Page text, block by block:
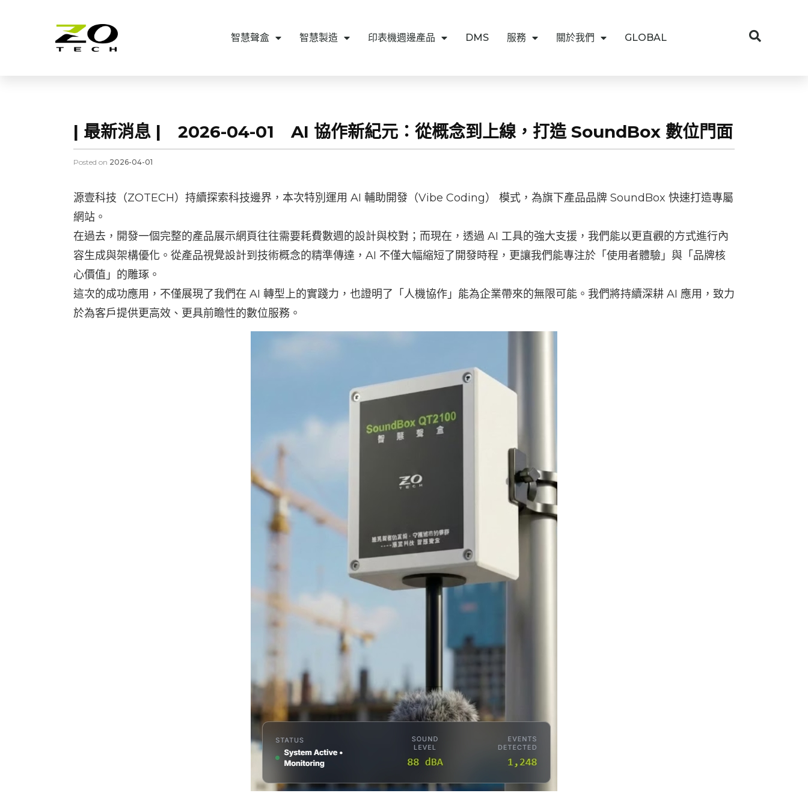
智慧聲盒 智慧製造 印表機週邊產品 DMS 服務 關於我們 GLOBAL
| 最新消息 | 2026-04-01 AI 協作新紀元：從概念到上線，打造 SoundBox 數位門面
Posted on 2026-04-01
源壹科技（ZOTECH）持續探索科技邊界，本次特別運用 AI 輔助開發（Vibe Coding） 模式，為旗下產品品牌 SoundBox 快速打造專屬
網站。
在過去，開發一個完整的產品展示網頁往往需要耗費數週的設計與校對；而現在，透過 AI 工具的強大支援，我們能以更直觀的方式進行內
容生成與架構優化。從產品視覺設計到技術概念的精準傳達，AI 不僅大幅縮短了開發時程，更讓我們能專注於「使用者體驗」與「品牌核
心價值」的雕琢。
這次的成功應用，不僅展現了我們在 AI 轉型上的實踐力，也證明了「人機協作」能為企業帶來的無限可能。我們將持續深耕 AI 應用，致力
於為客戶提供更高效、更具前瞻性的數位服務。